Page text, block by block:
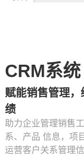
CRM系统
赋能销售管理
绩
助力企业管理销售
系、产品 信息，项
运营客户关系管理信